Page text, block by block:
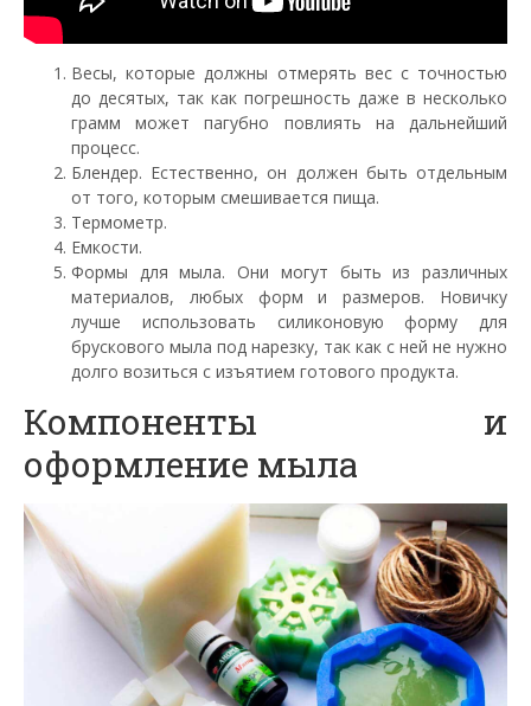
Весы, которые должны отмерять вес с точностью
до десятых, так как погрешность даже в несколько
грамм может пагубно повлиять на дальнейший
процесс.
Блендер. Естественно, он должен быть отдельным
от того, которым смешивается пища.
Термометр.
Емкости.
Формы для мыла. Они могут быть из различных
материалов, любых форм и размеров. Новичку
лучше использовать силиконовую форму для
брускового мыла под нарезку, так как с ней не нужно
долго возиться с изъятием готового продукта.
Компоненты и
оформление мыла